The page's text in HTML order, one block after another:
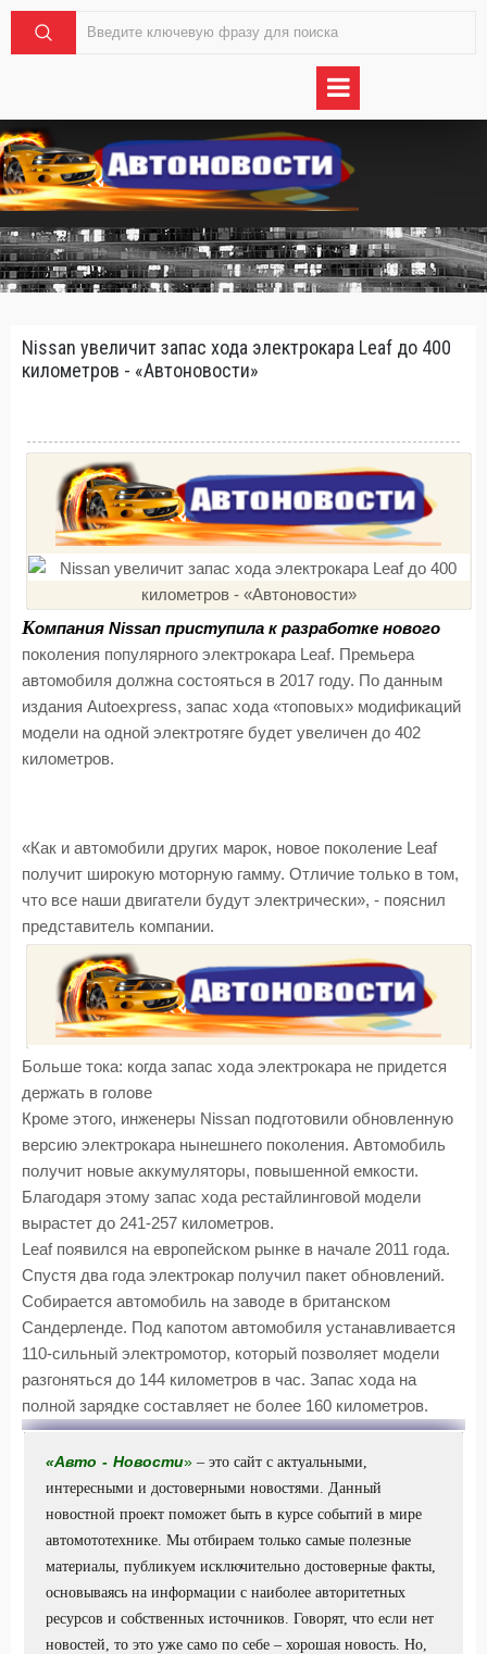
Nissan увеличит запас хода электрокара Leaf до 400
километров - «Автоновости»
Компания Nissan приступила к разработке нового
поколения популярного электрокара Leaf. Премьера
автомобиля должна состояться в 2017 году. По данным
издания Autoexpress, запас хода «топовых» модификаций
модели на одной электротяге будет увеличен до 402
километров.
«Как и автомобили других марок, новое поколение Leaf
получит широкую моторную гамму. Отличие только в том,
что все наши двигатели будут электрически», - пояснил
представитель компании.
Больше тока: когда запас хода электрокара не придется
держать в голове
Кроме этого, инженеры Nissan подготовили обновленную
версию электрокара нынешнего поколения. Автомобиль
получит новые аккумуляторы, повышенной емкости.
Благодаря этому запас хода рестайлинговой модели
вырастет до 241-257 километров.
Leaf появился на европейском рынке в начале 2011 года.
Спустя два года электрокар получил пакет обновлений.
Собирается автомобиль на заводе в британском
Сандерленде. Под капотом автомобиля устанавливается
110-сильный электромотор, который позволяет модели
разгоняться до 144 километров в час. Запас хода на
полной зарядке составляет не более 160 километров.
«Авто -Новости» – это сайт с актуальными,
интересными и достоверными новостями. Данный
новостной проект поможет быть в курсе событий в мире
автомототехнике. Мы отбираем только самые полезные
материалы, публикуем исключительно достоверные факты,
основываясь на информации с наиболее авторитетных
ресурсов и собственных источников. Говорят, что если нет
новостей, то это уже само по себе – хорошая новость. Но,